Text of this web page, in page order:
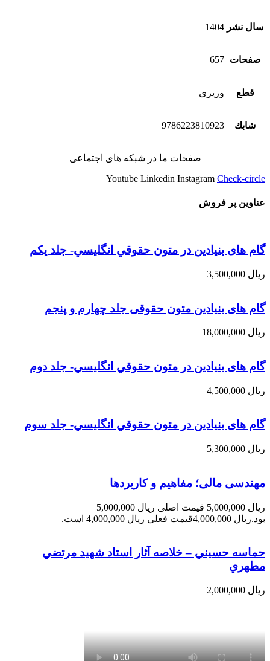
سال نشر 1404
صفحات 657
قطع وزیری
شابك 9786223810923
صفحات ما در شبکه های اجتماعی
Youtube Linkedin Instagram Check-circle
عناوین پر فروش
گام های بنیادین در متون حقوقي انگليسي- جلد يكم
ریال
گام های بنیادین متون حقوقی جلد چهارم و پنجم
ریال
گام های بنیادین در متون حقوقي انگليسي- جلد دوم
ریال
گام های بنیادین در متون حقوقي انگليسي- جلد سوم
ریال
مهندسی مالی؛ مفاهیم و کاربردها
ریال5,000,000
قیمت اصلی ریال 5,000,000
بود.ریال قیمت فعلی ریال 4,000,000 است.
حماسه حسيني – خلاصه آثار استاد شهيد مرتضي
مطهري
ریال